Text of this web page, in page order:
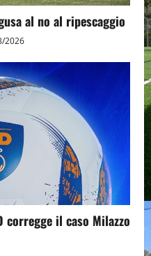
al no al ripescaggio
2026
corregge il caso Milazzo